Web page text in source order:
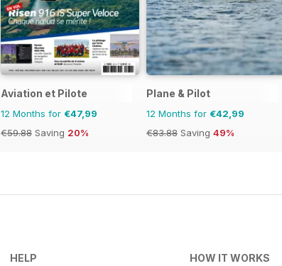
Aviation et Pilote
12 Months for €47,99
€59.88 Saving 20%
Plane & Pilot
12 Months for €42,99
€83.88 Saving 49%
HELP HOW IT WORKS